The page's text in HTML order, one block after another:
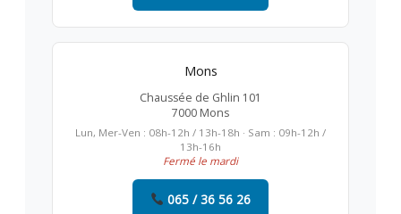
Mons
Chaussée de Ghlin 101
7000 Mons
Lun, Mer-Ven : 08h-12h / 13h-18h · Sam : 09h-12h /
13h-16h
Fermé le mardi
065 / 36 56 26